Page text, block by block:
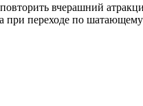
вчерашний
переходе по